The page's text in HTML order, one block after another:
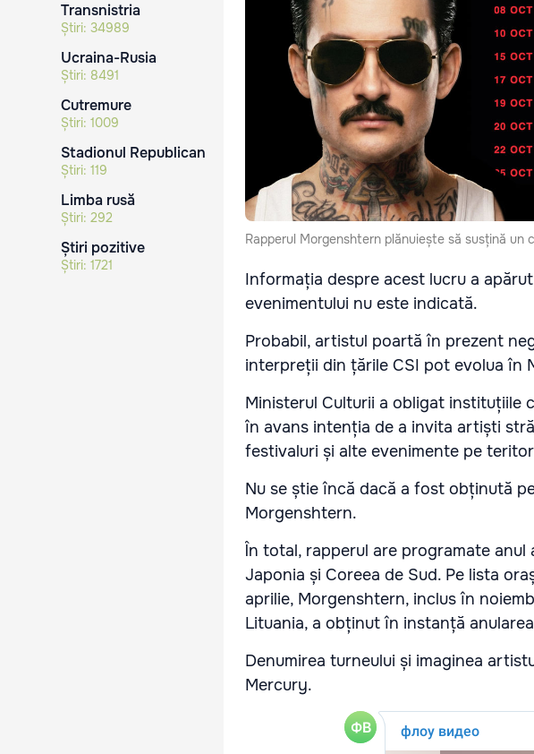
Transnistria
Știri: 34989
Ucraina-Rusia
Știri: 8491
Cutremure
Știri: 1009
Stadionul Republican
Știri: 119
Limba rusă
Știri: 292
Știri pozitive
Știri: 1721
Rapperul Morgenshtern plănuiește să susțină un
Informația despre acest lucru a
evenimentului nu este indicată.
Probabil, artistul poartă în prezent
interpreții din țările CSI pot evolua în
Ministerul Culturii a obligat instituțiile
în avans intenția de a invita artiști
festivaluri și alte evenimente pe
Nu se știe încă dacă a fost obținută
Morgenshtern.
În total, rapperul are programate
Japonia și Coreea de Sud. Pe lista
aprilie, Morgenshtern, inclus în
Lituania, a obținut în instanță
Denumirea turneului și imaginea
Mercury.